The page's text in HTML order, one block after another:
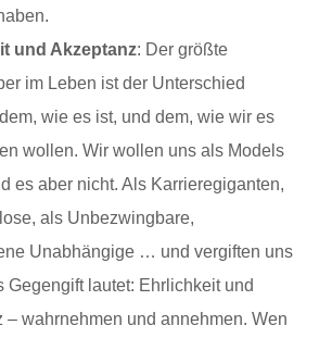
und Akzeptanz: Der größte
im Leben ist der Unterschied
wie es ist, und dem, wie wir es
wollen. Wir wollen uns als Models
es aber nicht. Als Karrieregiganten,
als Unbezwingbare,
Unabhängige … und vergiften uns
Gegengift lautet: Ehrlichkeit und
– wahrnehmen und annehmen. Wen